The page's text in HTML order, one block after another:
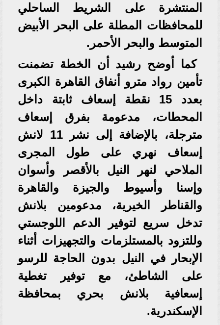
المنتشرة على الشريط الساحلي
للمحافظات المطلة على البحر الأبيض
المتوسط والبحر الأحمر.
كما أوضح رشيد أن الخطة تضمنت
تأمين رواد مترو أنفاق القاهرة الكبرى
بعدد 15 نقطة إسعاف ثابتة داخل
المحطات، مدعومة بفرق إسعاف
مترجلة، بالإضافة إلى نشر 11 لانش
إسعاف نهري على طول المجرى
الملاحي لنهر النيل بالأقصر وأسوان
وإسنا وأسيوط والجيزة والقاهرة
والقناطر الخيرية، مدعومين بلانش
تدخل سريع لتوفير الدعم اللوجستي
وللتزود بالمستلزمات والتجهيزات أثناء
الإبحار في النيل بدون الحاجة للرسو
على الشاطئ، مع توفير تغطية
إسعافية بلانش بحري بمحافظة
الإسكندرية.